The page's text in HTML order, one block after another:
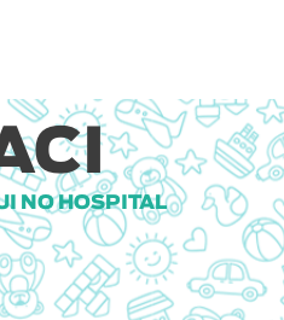
NO HOSPITAL